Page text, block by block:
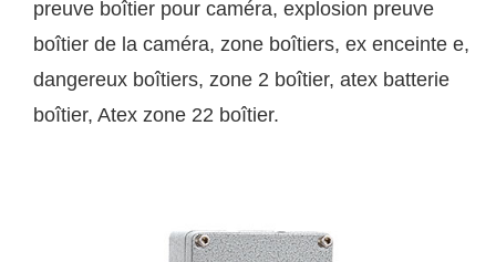
preuve boîtier pour caméra, explosion preuve
boîtier de la caméra, zone boîtiers, ex enceinte e,
dangereux boîtiers, zone 2 boîtier, atex batterie
boîtier, Atex zone 22 boîtier.